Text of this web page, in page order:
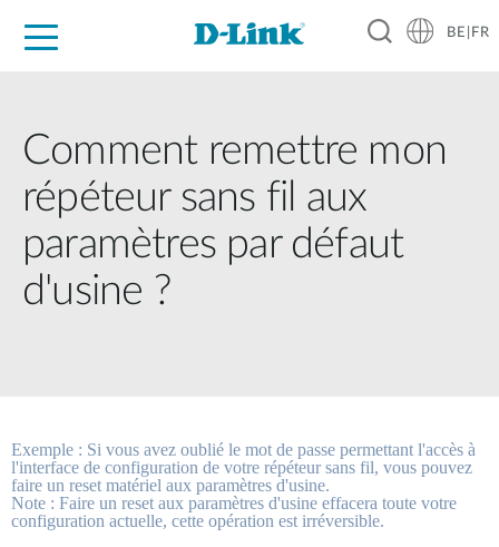
BE|FR
Comment remettre mon
répéteur sans fil aux
paramètres par défaut
d'usine ?
Exemple : Si vous avez oublié le mot de passe permettant l'accès à
l'interface de configuration de votre répéteur sans fil, vous pouvez
faire un reset matériel aux paramètres d'usine.
Note : Faire un reset aux paramètres d'usine effacera toute votre
configuration actuelle, cette opération est irréversible.